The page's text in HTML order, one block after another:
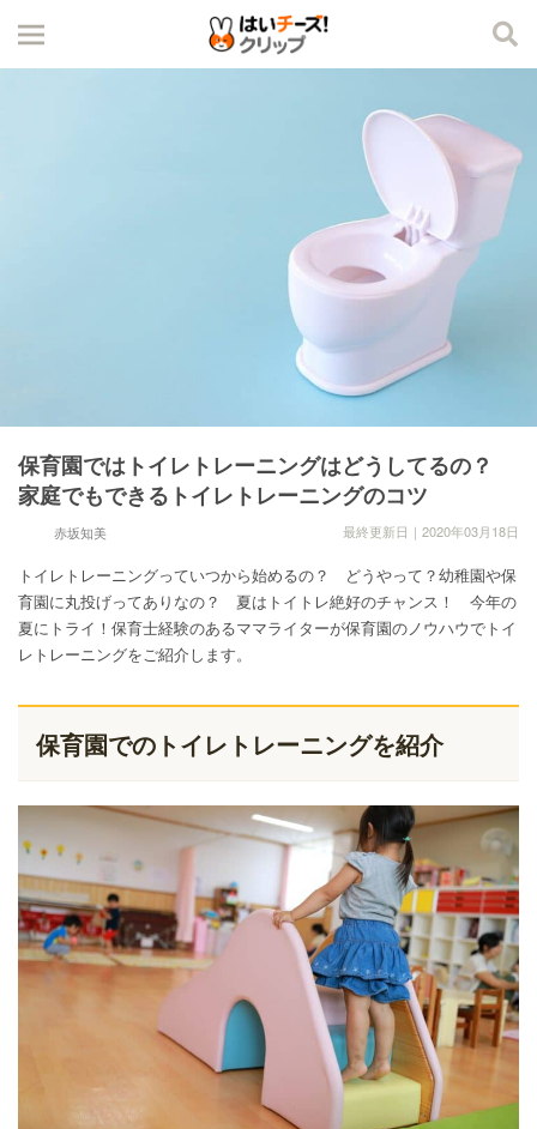
保育園ではトイレトレーニングはどうしてるの？
家庭でもできるトイレトレーニングのコツ
赤坂知美 最終更新日｜2020年03月18日
トイレトレーニングっていつから始めるの？ どうやって？幼稚園や保
育園に丸投げってありなの？ 夏はトイトレ絶好のチャンス！ 今年の
夏にトライ！保育士経験のあるママライターが保育園のノウハウでトイ
レトレーニングをご紹介します。
保育園でのトイレトレーニングを紹介